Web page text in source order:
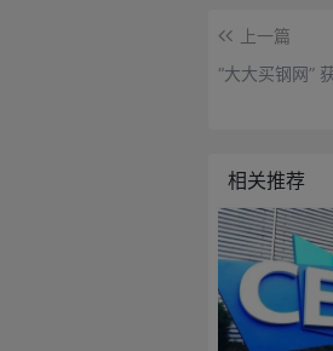
上一篇
“大大买钢网”
相关推荐